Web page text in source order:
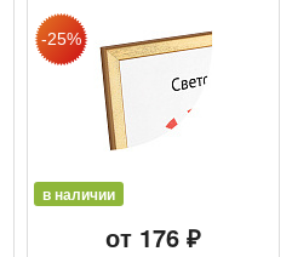
в наличии
от 176 ₽